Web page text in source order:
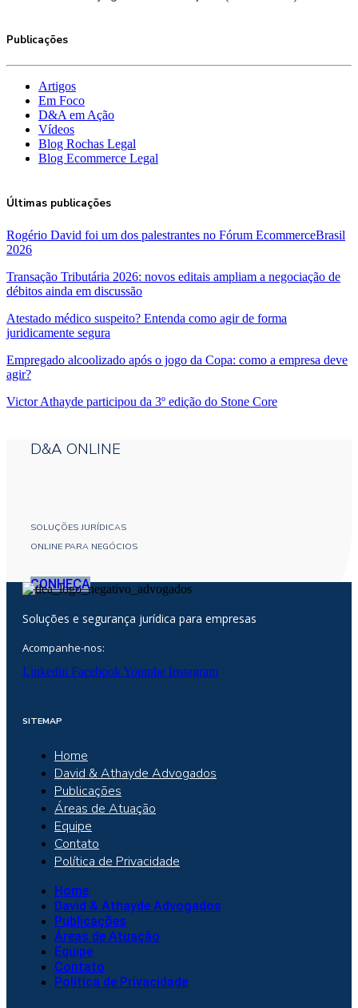
Publicações
Artigos
Em Foco
D&A em Ação
Vídeos
Blog Rochas Legal
Blog Ecommerce Legal
Últimas publicações
Rogério David foi um dos palestrantes no Fórum EcommerceBrasil
2026
Transação Tributária 2026: novos editais ampliam a negociação de
débitos ainda em discussão
Atestado médico suspeito? Entenda como agir de forma
juridicamente segura
Empregado alcoolizado após o jogo da Copa: como a empresa deve
agir?
Victor Athayde participou da 3º edição do Stone Core
D&A ONLINE
SOLUÇÕES JURÍDICAS
ONLINE PARA NEGÓCIOS
CONHEÇA
Soluções e segurança jurídica para empresas
Acompanhe-nos:
Linkedin FacebookYoutube Instagram
SITEMAP
Home
David & Athayde Advogados
Publicações
Áreas de Atuação
Equipe
Contato
Política de Privacidade
Home
David & Athayde Advogados
Publicações
Áreas de Atuação
Equipe
Contato
Política de Privacidade